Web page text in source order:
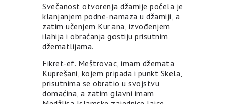
Svečanost otvorenja džamije počela je
klanjanjem podne-namaza u džamiji, a
zatim učenjem Kur’ana, izvođenjem
ilahija i obraćanja gostiju prisutnim
džematlijama.
Fikret-ef. Meštrovac, imam džemata
Kuprešani, kojem pripada i punkt Skela,
prisutnima se obratio u svojstvu
domaćina, a zatim glavni imam